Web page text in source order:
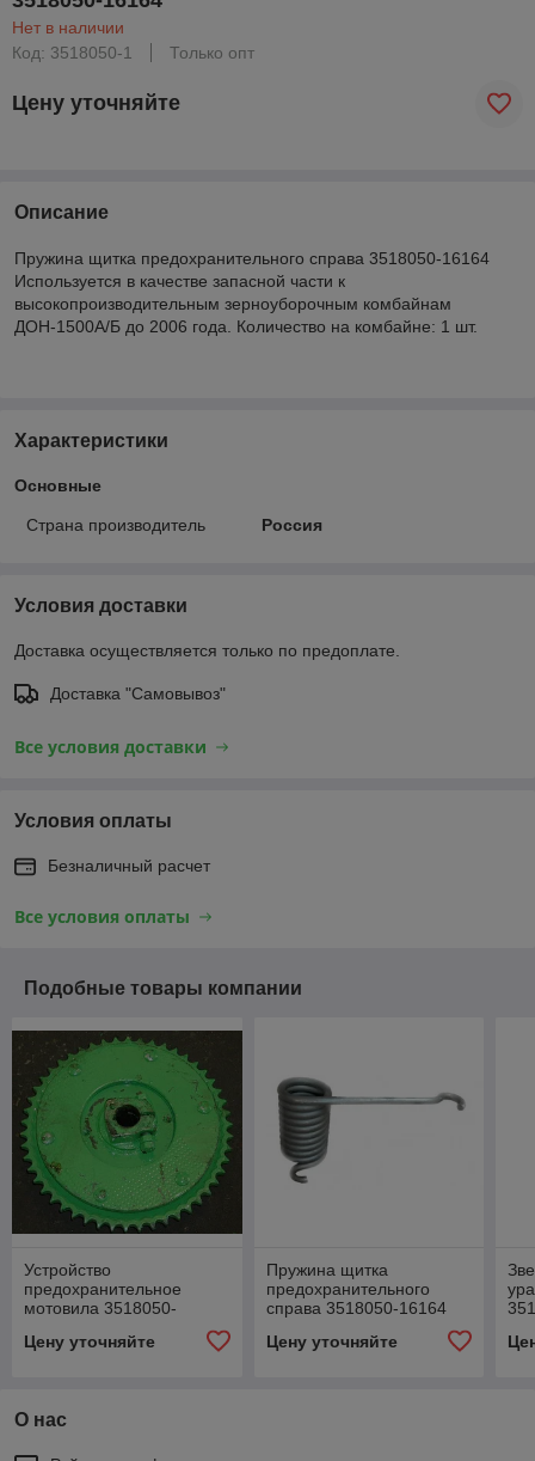
Нет в наличии
Код: 3518050-1
Только опт
Цену уточняйте
Описание
Пружина щитка предохранительного справа 3518050-16164
Используется в качестве запасной части к
высокопроизводительным зерноуборочным комбайнам
ДОН-1500А/Б до 2006 года. Количество на комбайне: 1 шт.
Характеристики
Основные
Страна производитель Россия
Условия доставки
Доставка осуществляется только по предоплате.
Доставка "Самовывоз"
Все условия доставки
Условия оплаты
Безналичный расчет
Все условия оплаты
Подобные товары компании
Устройство
предохранительное
мотовила 3518050-
11310А (3518050-11330)
Цену уточняйте
Пружина щитка
предохранительного
справа 3518050-16164
Цену уточняйте
О нас